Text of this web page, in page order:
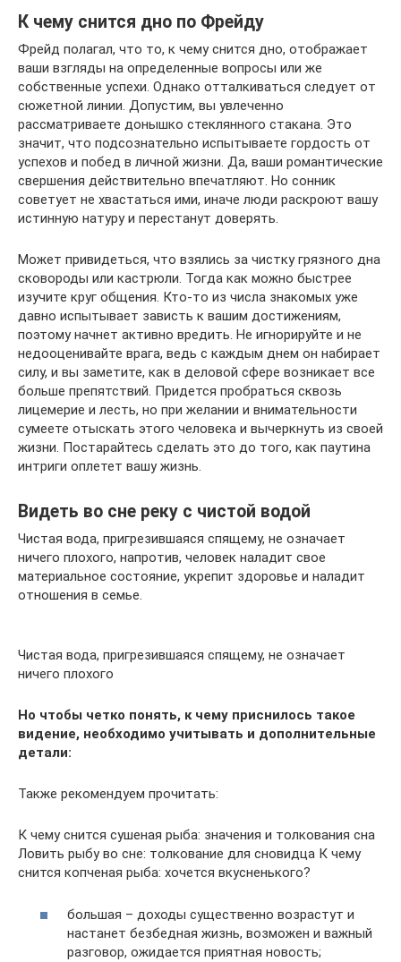
К чему снится дно по Фрейду
Фрейд полагал, что то, к чему снится дно, отображает
ваши взгляды на определенные вопросы или же
собственные успехи. Однако отталкиваться следует от
сюжетной линии. Допустим, вы увлеченно
рассматриваете донышко стеклянного стакана. Это
значит, что подсознательно испытываете гордость от
успехов и побед в личной жизни. Да, ваши романтические
свершения действительно впечатляют. Но сонник
советует не хвастаться ими, иначе люди раскроют вашу
истинную натуру и перестанут доверять.
Может привидеться, что взялись за чистку грязного дна
сковороды или кастрюли. Тогда как можно быстрее
изучите круг общения. Кто-то из числа знакомых уже
давно испытывает зависть к вашим достижениям,
поэтому начнет активно вредить. Не игнорируйте и не
недооценивайте врага, ведь с каждым днем он набирает
силу, и вы заметите, как в деловой сфере возникает все
больше препятствий. Придется пробраться сквозь
лицемерие и лесть, но при желании и внимательности
сумеете отыскать этого человека и вычеркнуть из своей
жизни. Постарайтесь сделать это до того, как паутина
интриги оплетет вашу жизнь.
Видеть во сне реку с чистой водой
Чистая вода, пригрезившаяся спящему, не означает
ничего плохого, напротив, человек наладит свое
материальное состояние, укрепит здоровье и наладит
отношения в семье.
Чистая вода, пригрезившаяся спящему, не означает
ничего плохого
Но чтобы четко понять, к чему приснилось такое
видение, необходимо учитывать и дополнительные
детали:
Также рекомендуем прочитать:
К чему снится сушеная рыба: значения и толкования сна
Ловить рыбу во сне: толкование для сновидца К чему
снится копченая рыба: хочется вкусненького?
большая – доходы существенно возрастут и
настанет безбедная жизнь, возможен и важный
разговор, ожидается приятная новость;